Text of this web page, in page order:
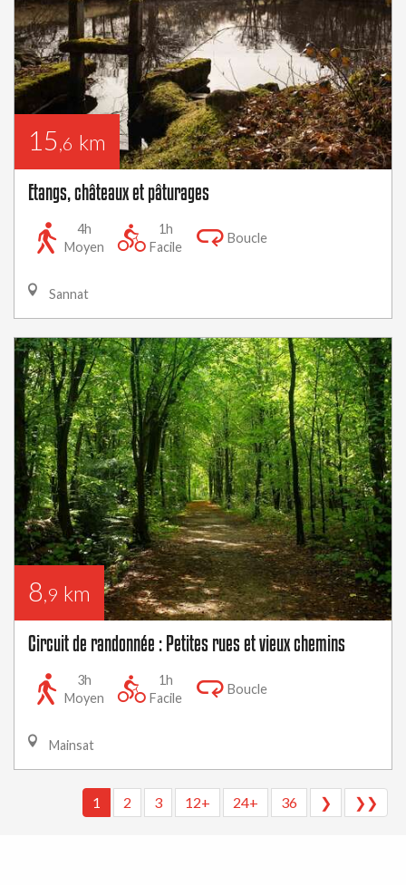
15,6 km
Etangs, châteaux et pâturages
4h
Moyen
1h
Facile
Boucle
Sannat
8,9 km
Circuit de randonnée : Petites rues et vieux chemins
3h
Moyen
1h
Facile
Boucle
Mainsat
1 2 3 12+ 24+ 36 ❯ ❯❯